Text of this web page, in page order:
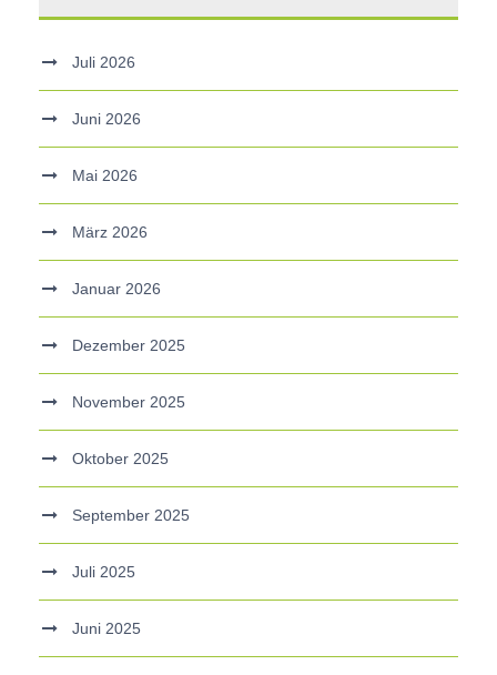
Juli 2026
Juni 2026
Mai 2026
März 2026
Januar 2026
Dezember 2025
November 2025
Oktober 2025
September 2025
Juli 2025
Juni 2025